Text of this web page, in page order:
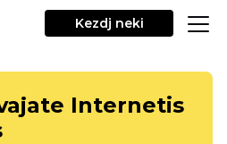
Kezdj neki
Internetis